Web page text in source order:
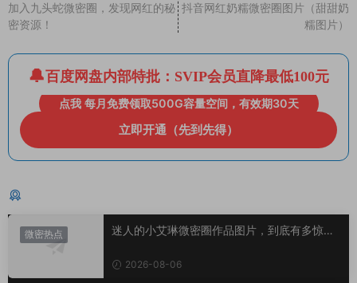
加入九头蛇微密圈，发现网红的秘
密资源！
抖音网红奶糯微密圈图片（甜甜奶
糯图片）
百度网盘内部特批：SVIP会员直降最低100元
点我 每月免费领取500G容量空间，有效期30天
立即开通（先到先得）
微密热点
迷人的小艾琳微密圈作品图片，到底有多惊
2026-08-06